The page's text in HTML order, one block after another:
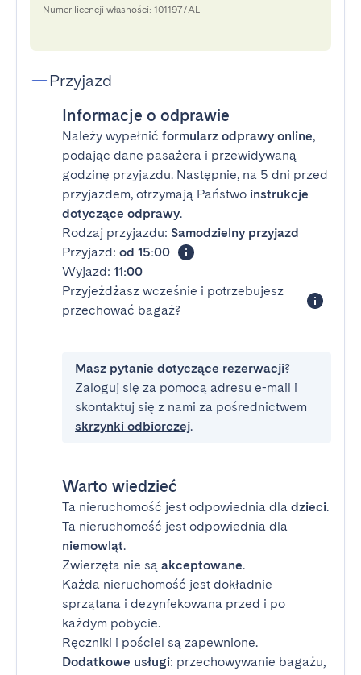
Numer licencji własności: 101197/AL
Przyjazd
Informacje o odprawie
Należy wypełnić formularz odprawy online,
podając dane pasażera i przewidywaną
godzinę przyjazdu. Następnie, na 5 dni przed
przyjazdem, otrzymają Państwo instrukcje
dotyczące odprawy.
Rodzaj przyjazdu: Samodzielny przyjazd
Przyjazd: od 15:00
Wyjazd: 11:00
Przyjeżdżasz wcześnie i potrzebujesz
przechować bagaż?
Masz pytanie dotyczące rezerwacji?
Zaloguj się za pomocą adresu e-mail i
skontaktuj się z nami za pośrednictwem
skrzynki odbiorczej.
Warto wiedzieć
Ta nieruchomość jest odpowiednia dla dzieci.
Ta nieruchomość jest odpowiednia dla
niemowląt.
Zwierzęta nie są akceptowane.
Każda nieruchomość jest dokładnie
sprzątana i dezynfekowana przed i po
każdym pobycie.
Ręczniki i pościel są zapewnione.
Dodatkowe usługi: przechowywanie bagażu,